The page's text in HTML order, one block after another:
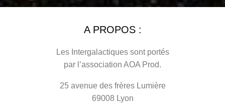
A PROPOS :
Les Intergalactiques sont portés
par l’association AOA Prod.
25 avenue des frères Lumière
69008 Lyon